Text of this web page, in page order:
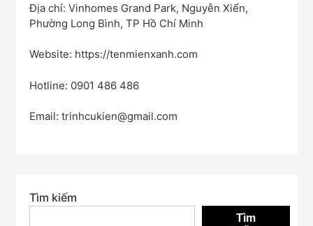
Địa chỉ: Vinhomes Grand Park, Nguyễn Xiển,
Phường Long Bình, TP Hồ Chí Minh
Website: https://tenmienxanh.com
Hotline: 0901 486 486
Email: trinhcukien@gmail.com
Tìm kiếm
Tìm